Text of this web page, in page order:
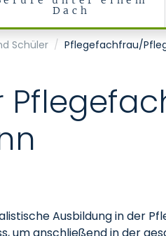
Dach
Schüler Pflegefachfrau/
Ausbildung in der